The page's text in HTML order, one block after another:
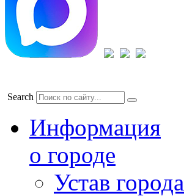
Search
Информация
о городе
Устав города